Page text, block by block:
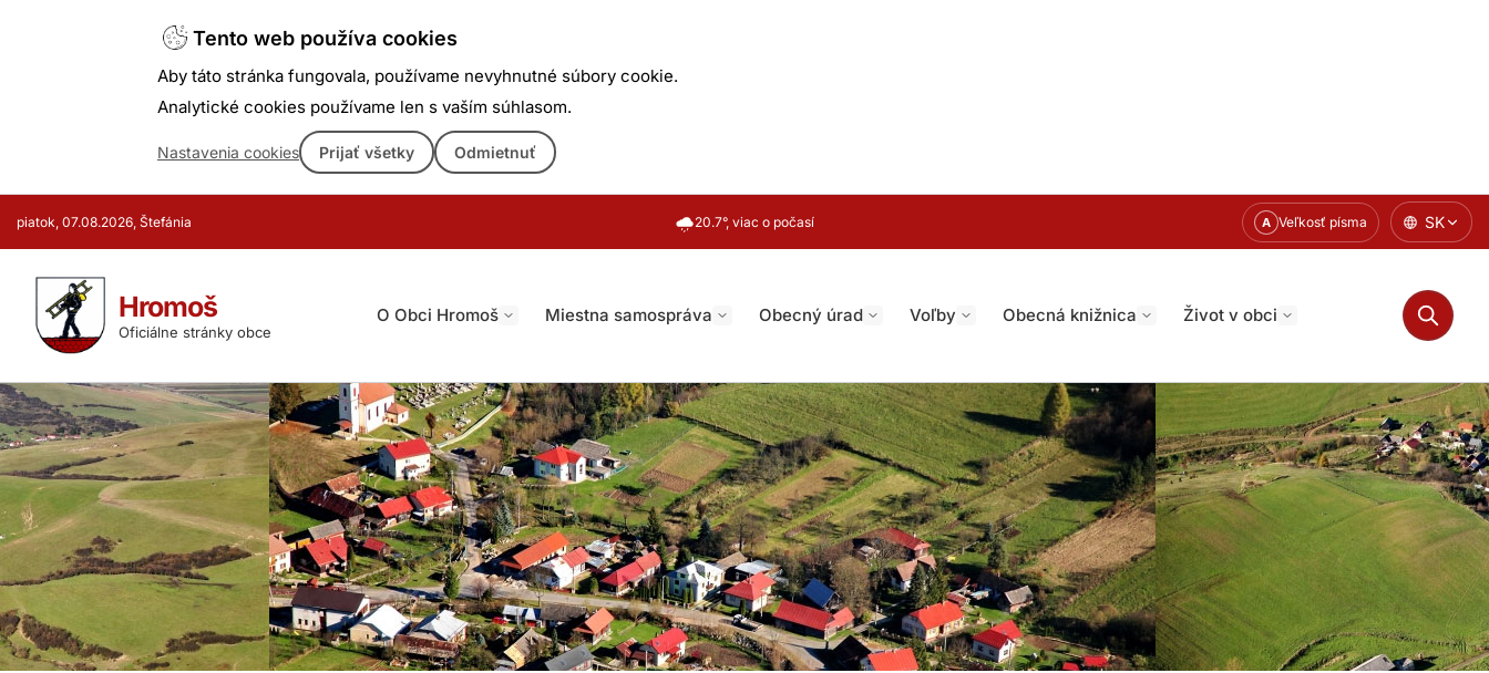
Tento web používa cookies
Aby táto stránka fungovala, používame nevyhnutné súbory cookie.
Analytické cookies používame len s vaším súhlasom.
Nastavenia cookies Prijať všetky Odmietnuť
piatok, 07.08.2026, Štefánia 20.7°, viac o počasí A Veľkosť písma SK
Hromoš
Oficiálne stránky obce
O Obci Hromoš Miestna samospráva Obecný úrad Voľby Obecná knižnica Život v obci